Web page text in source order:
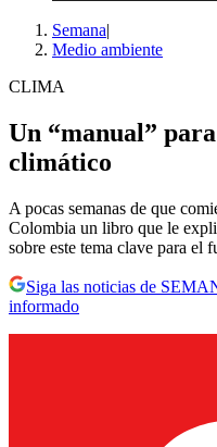
Semana|
Medio ambiente
CLIMA
Un “manual”
climático
A pocas semanas de que
Colombia un libro que le
sobre este tema clave para el
Siga las noticias de
informado